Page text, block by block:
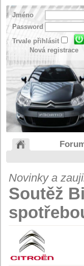
Jméno
Password
Trvale přihlásit
Nová registrace
Novinky a
Soutěž